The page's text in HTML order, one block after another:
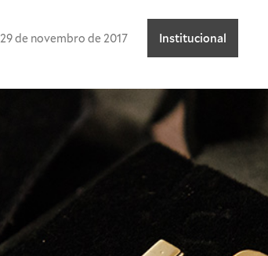
29 de novembro de 2017 Institucional